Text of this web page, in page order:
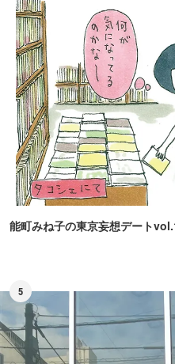
能町みね子の東京妄想デート
5